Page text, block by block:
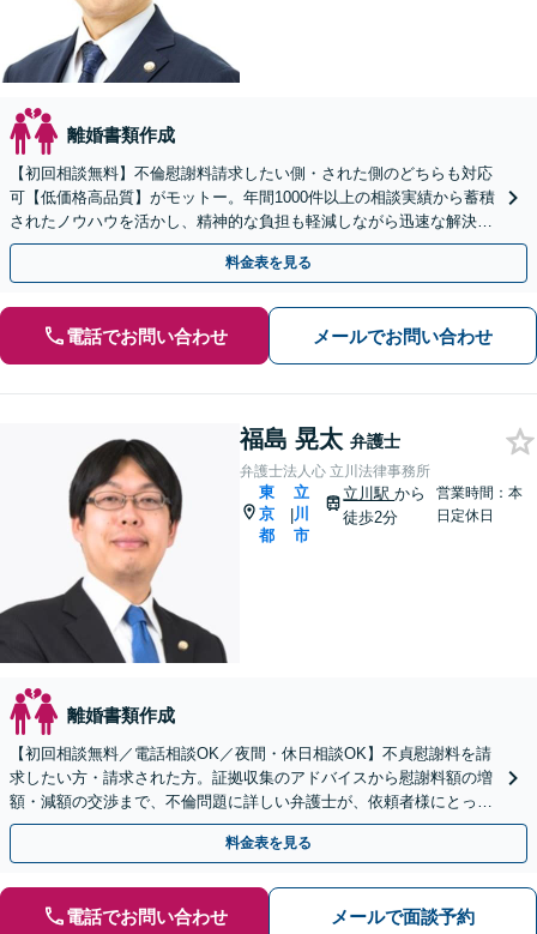
離婚書類作成
【初回相談無料】不倫慰謝料請求したい側・された側のどちらも対応
可【低価格高品質】がモットー。年間1000件以上の相談実績から蓄積
されたノウハウを活かし、精神的な負担も軽減しながら迅速な解決を
目指します。【休日・夜間相談あり】【ビデオ面談可】
料金表を見る
電話でお問い合わせ メールでお問い合わせ
福島 晃太 弁護士
弁護士法人心 立川法律事務所
東
京
都
|
立
川
市
立川駅から
徒歩2分
営業時間：本
日定休日
離婚書類作成
【初回相談無料／電話相談OK／夜間・休日相談OK】不貞慰謝料を請
求したい方・請求された方。証拠収集のアドバイスから慰謝料額の増
額・減額の交渉まで、不倫問題に詳しい弁護士が、依頼者様にとって
最善の解決策をご提案いたします。
料金表を見る
電話でお問い合わせ メールで面談予約